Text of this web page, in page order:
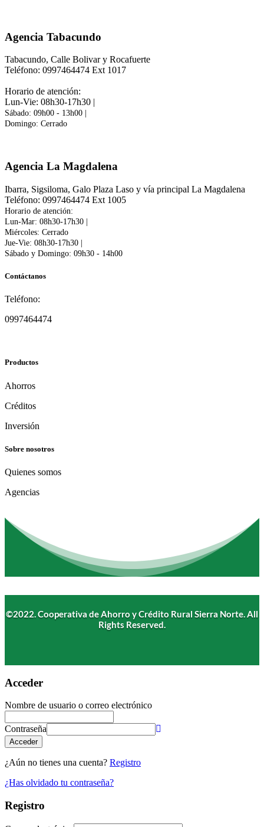
Agencia Tabacundo
Tabacundo, Calle Bolivar y Rocafuerte
Teléfono: 0997464474 Ext 1017
Horario de atención:
Lun-Vie: 08h30-17h30 |
Sábado: 09h00 - 13h00
Domingo: Cerrado
Agencia La Magdalena
Ibarra, Sigsiloma, Galo Plaza Laso y vía principal La Magdalena
Teléfono: 0997464474 Ext 1005
Horario de atención:
Lun-Mar: 08h30-17h30 |
Miércoles: Cerrado
Jue-Vie: 08h30-17h30 |
Sábado y Domingo: 09h30 - 14h00
Contáctanos
Teléfono:
0997464474
Productos
Ahorros
Créditos
Inversión
Sobre nosotros
Quienes somos
Agencias
©2022. Cooperativa de Ahorro y Crédito Rural Sierra Norte. All
Rights Reserved.
Acceder
Nombre de usuario o correo electrónico
Contraseña
Acceder
¿Aún no tienes una cuenta? Registro
¿Has olvidado tu contraseña?
Registro